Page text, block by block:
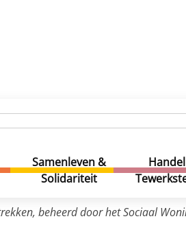
Samenleven &
Solidariteit
beheerd door het Sociaal